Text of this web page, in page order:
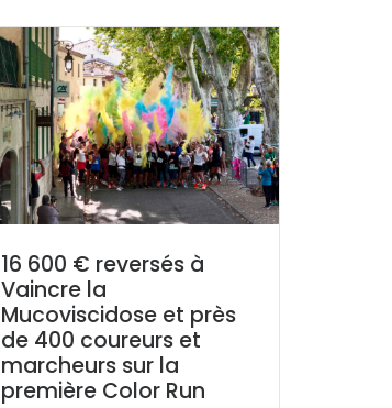
16 600 € reversés à
Vaincre la
Mucoviscidose et près
de 400 coureurs et
marcheurs sur la
première Color Run